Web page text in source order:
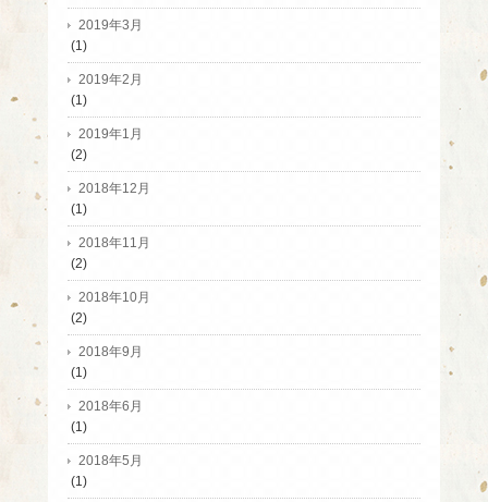
2019年3月
(1)
2019年2月
(1)
2019年1月
(2)
2018年12月
(1)
2018年11月
(2)
2018年10月
(2)
2018年9月
(1)
2018年6月
(1)
2018年5月
(1)